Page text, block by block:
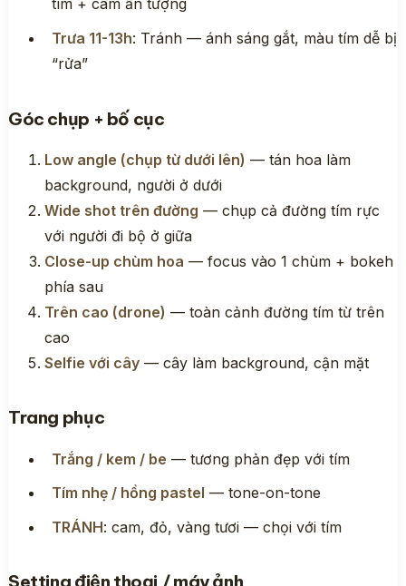
tím + cam ấn tượng
Trưa 11-13h: Tránh — ánh sáng gắt, màu tím dễ bị
“rửa”
Góc chụp + bố cục
Low angle (chụp từ dưới lên) — tán hoa làm
background, người ở dưới
Wide shot trên đường — chụp cả đường tím rực
với người đi bộ ở giữa
Close-up chùm hoa — focus vào 1 chùm + bokeh
phía sau
Trên cao (drone) — toàn cảnh đường tím từ trên
cao
Selfie với cây — cây làm background, cận mặt
Trang phục
Trắng / kem / be — tương phản đẹp với tím
Tím nhẹ / hồng pastel — tone-on-tone
TRÁNH: cam, đỏ, vàng tươi — chọi với tím